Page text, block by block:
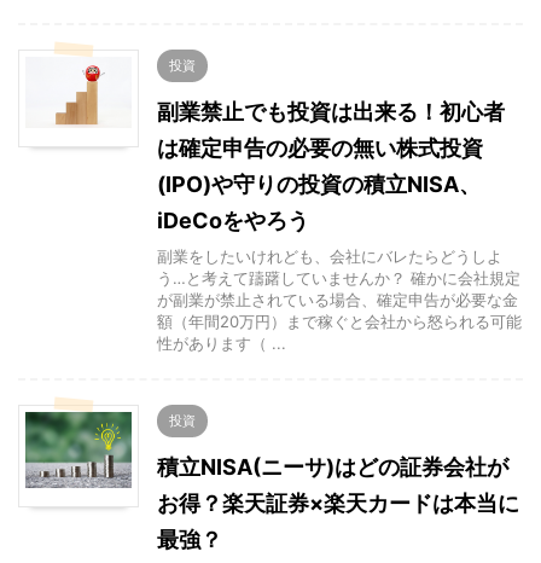
投資
副業禁止でも投資は出来る！初心者
は確定申告の必要の無い株式投資
(IPO)や守りの投資の積立NISA、
iDeCoをやろう
副業をしたいけれども、会社にバレたらどうしよ
う…と考えて躊躇していませんか？ 確かに会社規定
が副業が禁止されている場合、確定申告が必要な金
額（年間20万円）まで稼ぐと会社から怒られる可能
性があります（ ...
投資
積立NISA(ニーサ)はどの証券会社が
お得？楽天証券×楽天カードは本当に
最強？